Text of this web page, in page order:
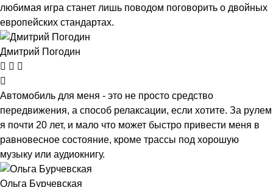
любимая игра станет лишь поводом поговорить о двойных
европейских стандартах.
Дмитрий Погодин
Автомобиль для меня - это не просто средство
передвижения, а способ релаксации, если хотите. За рулем
я почти 20 лет, и мало что может быстро привести меня в
равновесное состояние, кроме трассы под хорошую
музыку или аудиокнигу.
Ольга Бурчевская